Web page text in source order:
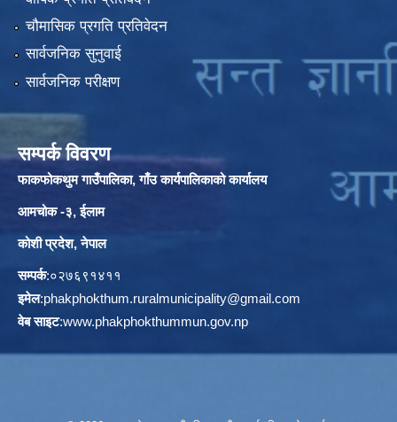
चौमासिक प्रगति प्रतिवेदन
सार्वजनिक सुनुवाई
सार्वजनिक परीक्षण
सम्पर्क विवरण
फाकफोकथुम गाउँपालिका, गाँउ कार्यपालिकाको कार्यालय
आमचोक -३, ईलाम
कोशी प्रदेश, नेपाल
सम्पर्क:०२७६९१४११
इमेल:phakphokthum.ruralmunicipality@gmail.com
वेब साइट:www.phakphokthummun.gov.np